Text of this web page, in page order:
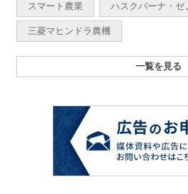
スマート農業 ハスクバーナ・ゼ
三菱マヒンドラ農機
一覧を見る